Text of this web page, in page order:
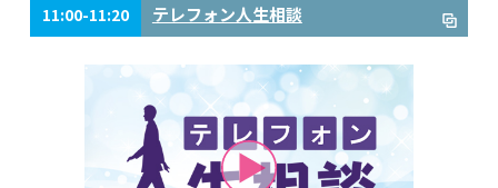
11:00-11:20 テレフォン人生相談